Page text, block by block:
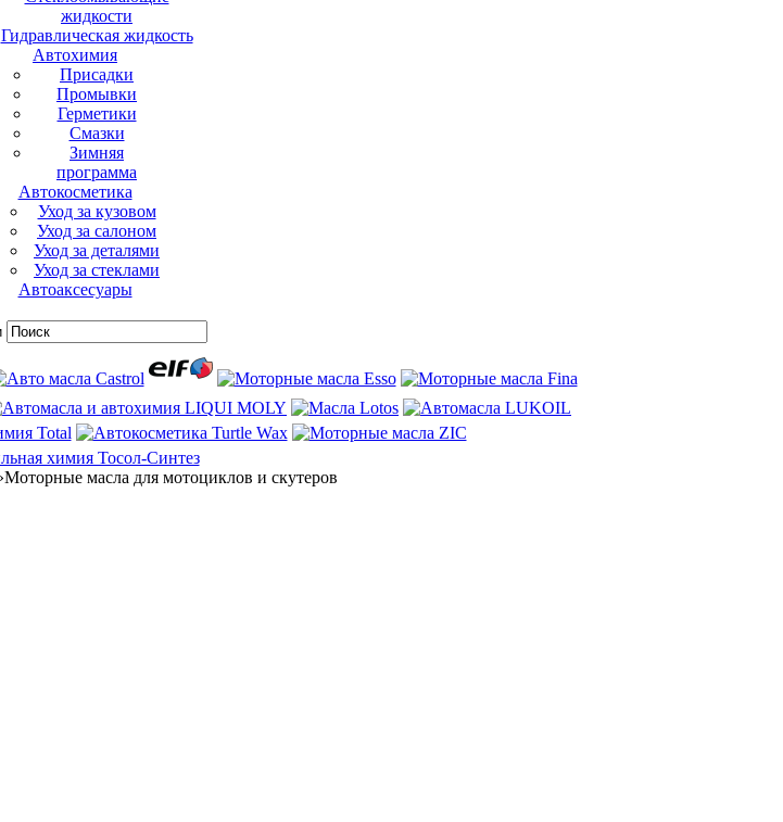
жидкости
Гидравлическая жидкость
Автохимия
Присадки
Промывки
Герметики
Смазки
Зимняя
программа
Автокосметика
Уход за кузовом
Уход за салоном
Уход за деталями
Уход за стеклами
Автоаксесуары
Моторные масла для мотоциклов и скутеров